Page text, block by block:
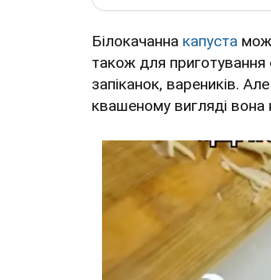
Білокачанна капуста
також для приготування
запіканок, вареників.
квашеному вигляді вона